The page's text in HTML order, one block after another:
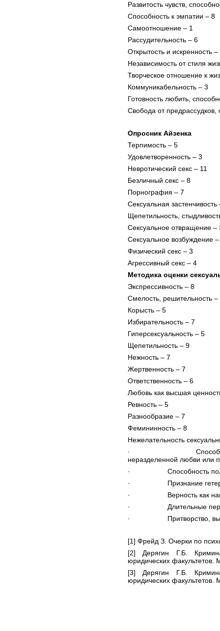
Развитость чувств,
Способность к эмпатии – 8
Самоотношение – 1
Рассудительность – 6
Открытость и искренность –
Независимость от стиля
Творческое отношение к
Коммуникабельность – 3
Готовность любить,
Свобода от предрассудков,
Опросник Айзенка
Терпимость – 5
Удовлетворенность – 3
Невротический секс – 11
Безличный секс – 8
Порнография – 7
Сексуальная застенчивость
Щепетильность,
Сексуальное отвращение –
Сексуальное возбуждение
Физический секс – 3
Агрессивный секс – 4
Методика оценки
Экспрессивность – 8
Смелость, решительность –
Корысть – 5
Избирательность – 7
Гиперсексуальность – 5
Щепетильность – 9
Нежность – 7
Жертвенность – 7
Ответственность – 6
Любовь как высшая
Ревность – 5
Разнообразие – 7
Фемининность – 8
Нежелательность
· Способность
неразделенной любви или
· Способность
· Признание
· Верность как
· Длительные
· Притворство,
[1] Фрейд З. Очерки по
[2] Дерягин Г.Б.
юридических
[3] Дерягин Г.Б.
юридических